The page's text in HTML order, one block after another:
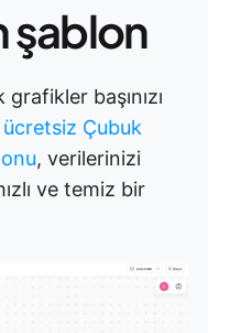
şablon
grafikler başınızı
ücretsiz Çubuk
, verilerinizi
ve temiz bir